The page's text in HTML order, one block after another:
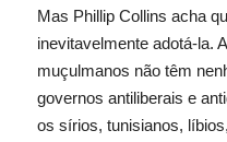
Mas Phillip Collins acha
inevitavelmente adotá-la.
muçulmanos não têm
governos antiliberais e
os sírios, tunisianos,